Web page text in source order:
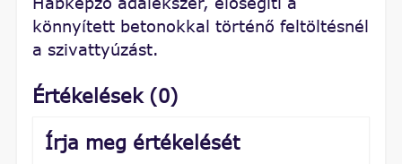
könnyített betonokkal történő feltöltésnél
a szivattyúzást.
Értékelések (0)
Írja meg értékelését